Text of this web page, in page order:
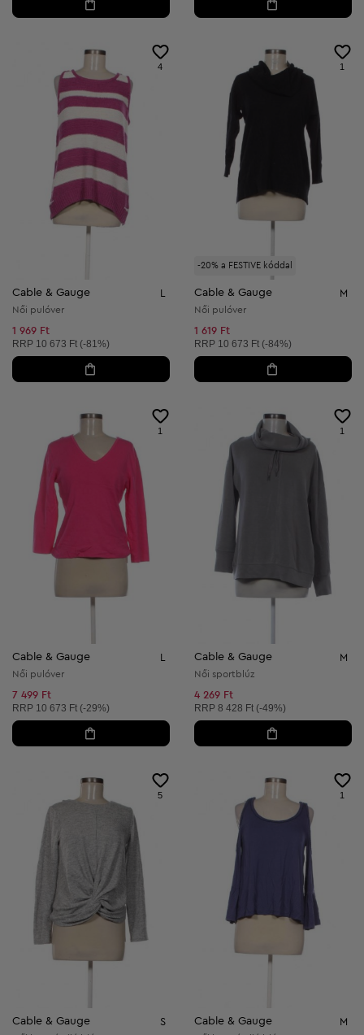
4
Cable & Gauge L
Női pulóver
1 969 Ft
Ajánlott ár:
RRP 10 673 Ft (-81%)
-20% a FESTIVE kóddal
1
Cable & Gauge M
Női pulóver
1 619 Ft
Ajánlott ár:
RRP 10 673 Ft (-84%)
1
Cable & Gauge L
Női pulóver
7 499 Ft
Ajánlott ár:
RRP 10 673 Ft (-29%)
1
Cable & Gauge M
Női sportblúz
4 269 Ft
Ajánlott ár:
RRP 8 428 Ft (-49%)
5
Cable & Gauge S
1
Cable & Gauge M